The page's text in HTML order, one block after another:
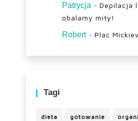
Patrycja - Depilacja
obalamy mity!
Robert- Plac
Tagi
dieta gotowanie